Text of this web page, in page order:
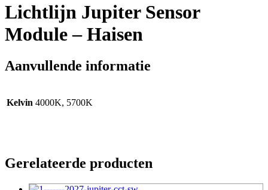
Lichtlijn Jupiter Sensor
Module – Haisen
Aanvullende informatie
Kelvin 4000K, 5700K
Gerelateerde producten